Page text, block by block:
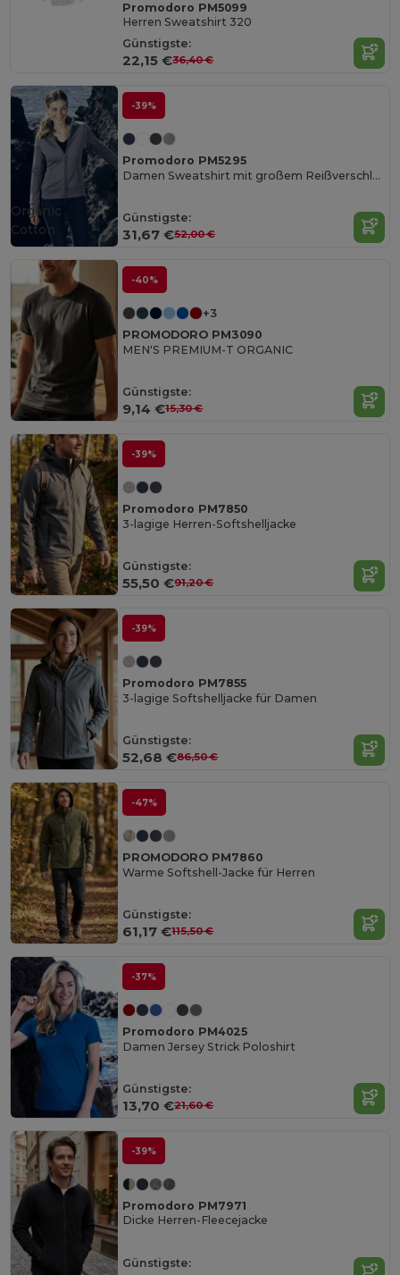
Promodoro PM5099
Herren Sweatshirt 320
Günstigste:
22,15 €36,40 €
-39%
Promodoro PM5295
Damen Sweatshirt mit großem Reißverschluss
Günstigste:
31,67 €52,00 €
Organic
Cotton
-40%
+3
PROMODORO PM3090
MEN'S PREMIUM-T ORGANIC
Günstigste:
9,14 €15,30 €
-39%
Promodoro PM7850
3-lagige Herren-Softshelljacke
Günstigste:
55,50 €91,20 €
-39%
Promodoro PM7855
3-lagige Softshelljacke für Damen
Günstigste:
52,68 €86,50 €
-47%
PROMODORO PM7860
Warme Softshell-Jacke für Herren
Günstigste:
61,17 €115,50 €
-37%
Promodoro PM4025
Damen Jersey Strick Poloshirt
Günstigste:
13,70 €21,60 €
-39%
Promodoro PM7971
Dicke Herren-Fleecejacke
Günstigste: